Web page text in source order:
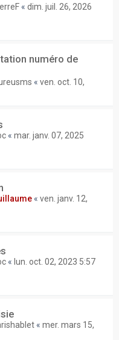
« dim. juil. 26, 2026
numéro de
« ven. oct. 10,
« mar. janv. 07, 2025
« ven. janv. 12,
« lun. oct. 02, 2023 5:57
« mer. mars 15,